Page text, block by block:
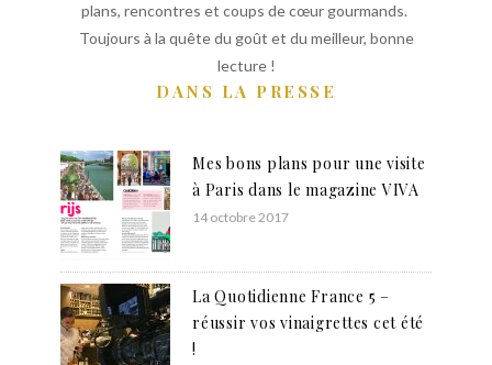
plans, rencontres et coups de cœur gourmands.
Toujours à la quête du goût et du meilleur, bonne
lecture !
DANS LA PRESSE
Mes bons plans pour une visite
à Paris dans le magazine VIVA
14 octobre 2017
La Quotidienne France 5 –
réussir vos vinaigrettes cet été
!